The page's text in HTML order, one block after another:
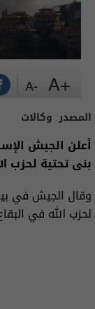
المصدر: وكالات
أعلن الجيش
بنى تحتية لحزب
وقال الجيش في
لحزب الله في
+A
-A